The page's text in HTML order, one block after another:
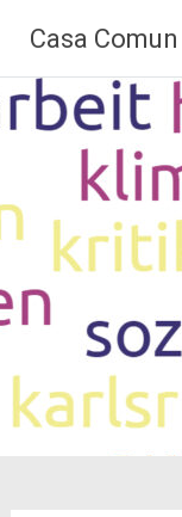
Inhalt
springen
Casa Comun